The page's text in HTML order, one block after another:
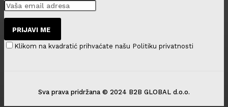
PRIJAVI ME
Klikom na kvadratić prihvaćate našu Politiku privatnosti
Sva prava pridržana © 2024 B2B GLOBAL d.o.o.